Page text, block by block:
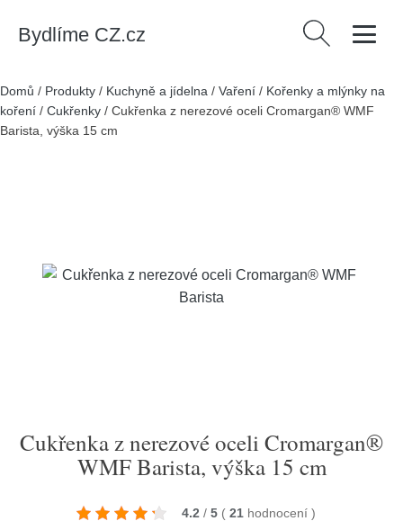
Bydlíme CZ.cz Vyhledávání
Domů / Produkty / Kuchyně a jídelna / Vaření / Kořenky a mlýnky na
koření / Cukřenky / Cukřenka z nerezové oceli Cromargan® WMF
Barista, výška 15 cm
Cukřenka z nerezové oceli Cromargan®
WMF Barista, výška 15 cm
4.2 / 5 ( 21 hodnocení )